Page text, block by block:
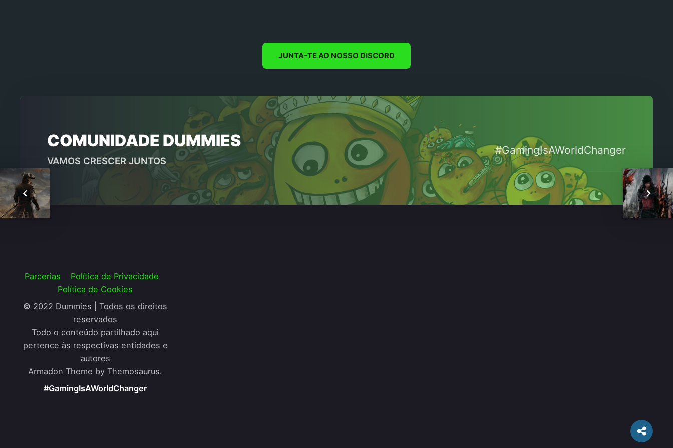
JUNTA-TE AO NOSSO DISCORD
COMUNIDADE DUMMIES
VAMOS CRESCER JUNTOS
#GamingIsAWorldChanger
Parcerias
Política de Privacidade
Política de Cookies
© 2022 Dummies | Todos os direitos
reservados
Todo o conteúdo partilhado aqui
pertence às respectivas entidades e
autores
Armadon Theme by Themosaurus.
#GamingIsAWorldChanger